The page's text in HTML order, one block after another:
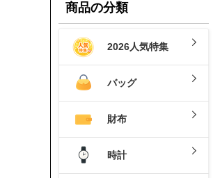
商品の分類
2026人気特集
バッグ
財布
時計